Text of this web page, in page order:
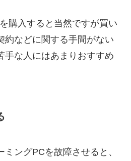
購入すると当然ですが買い
約などに関する手間がない
手な人にはあまりおすすめ
ングPCを故障させると、